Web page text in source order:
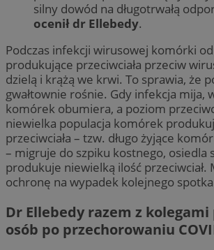
silny dowód na długotrwałą
ocenił dr Ellebedy.
Podczas infekcji wirusowej komórki
produkujące przeciwciała przeciw
dzielą i krążą we krwi. To sprawia, że
gwałtownie rośnie. Gdy infekcja mija,
komórek obumiera, a poziom
niewielka populacja komórek
przeciwciała – tzw. długo żyjące
– migruje do szpiku kostnego, osiedla
produkuje niewielką ilość przeciwciał.
ochronę na wypadek kolejnego
Dr Ellebedy razem z kolegami
osób po przechorowaniu